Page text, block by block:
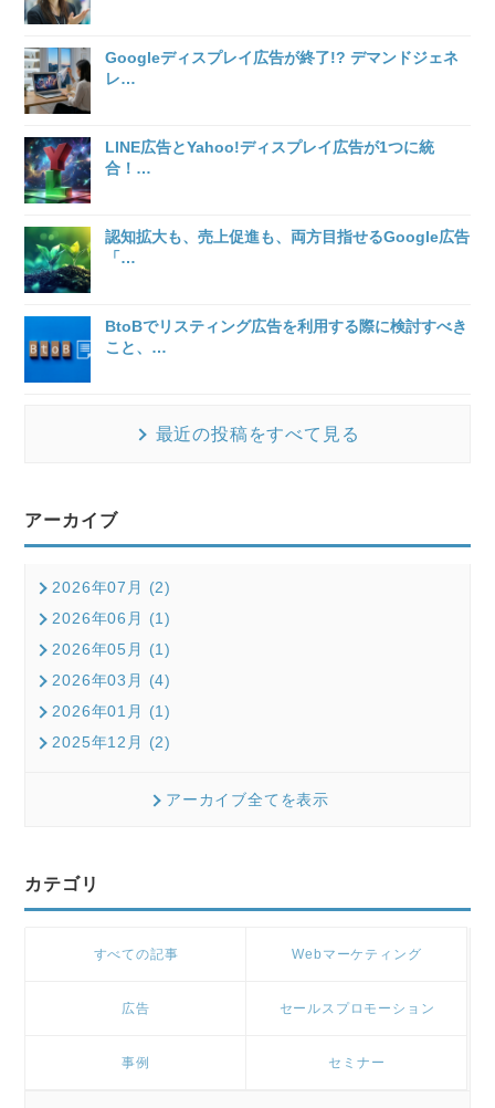
Googleディスプレイ広告が終了!? デマンドジェネ
レ…
LINE広告とYahoo!ディスプレイ広告が1つに統
合！ …
認知拡大も、売上促進も、両方目指せるGoogle広告
「…
BtoBでリスティング広告を利用する際に検討すべき
こと、 …
最近の投稿をすべて見る
アーカイブ
2026年07月 (2)
2026年06月 (1)
2026年05月 (1)
2026年03月 (4)
2026年01月 (1)
2025年12月 (2)
アーカイブ全てを表示
カテゴリ
すべての記事 Webマーケティング
広告 セールスプロモーション
事例 セミナー